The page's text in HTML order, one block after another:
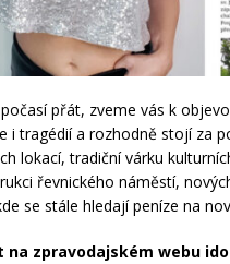
přát, zveme vás k
i tragédií a rozhodně stojí za
lokací, tradiční várku
řevnického náměstí,
se stále hledají peníze na
na zpravodajském webu